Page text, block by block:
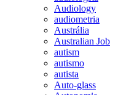
Audiology
audiometria
Austrália
Australian Job
autism
autismo
autista
Auto-glass